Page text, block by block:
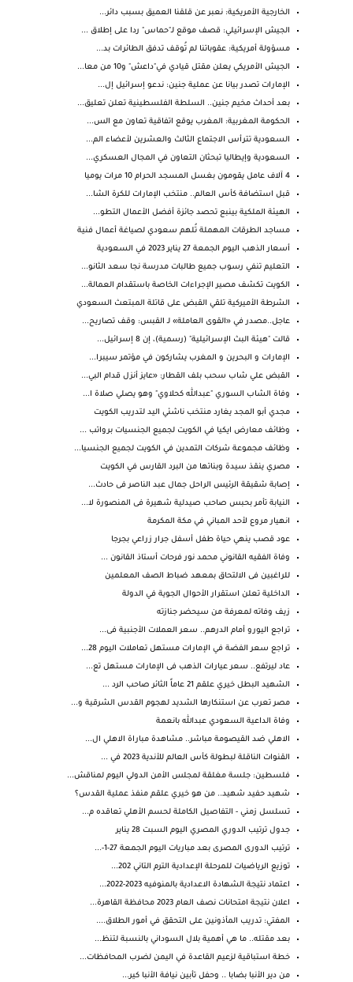
الخارجية الأمريكية: نعبر عن قلقنا العميق بسبب دائر...
الجيش الإسرائيلي: قصف موقع لـ"حماس" ردا على إطلاق ...
مسؤولة أمريكية: عقوباتنا لم تُوقف تدفق الطائرات بد...
الجيش الأمريكي يعلن مقتل قيادي في"داعش" و10 من معا...
الإمارات تصدر بيانا عن عملية جنين: ندعو إسرائيل إل...
بعد أحداث مخيم جنين.. السلطة الفلسطينية تعلن تعليق...
الحكومة المغربية: المغرب يوقع اتفاقية تعاون مع الس...
السعودية تترأس الاجتماع الثالث والعشرين لأعضاء الم...
السعودية وإيطاليا تبحثان التعاون في المجال العسكري...
4 آلاف عامل يقومون بغسل المسجد الحرام 10 مرات يوميا
قبل استضافة كأس العالم.. منتخب الإمارات للكرة الشا...
الهيئة الملكية بينبع تحصد جائزة أفضل الأعمال التطو...
‏مساجد الطرقات المهملة تُلهم سعودي لصياغة أعمال فنية
أسعار الذهب اليوم الجمعة 27 يناير 2023 في السعودية
التعليم تنفي رسوب جميع طالبات مدرسة نجا سعد الثانو...
الكويت تكشف مصير الإجراءات الخاصة باستقدام العمالة...
الشرطة الأميركية تلقي القبض على قاتلة المبتعث السعودي
عاجل..مصدر في «القوى العاملة» لـ القبس: وقف تصاريح...
قالت "هيئة البث الإسرائيلية" (رسمية)، إن 8 إسرائيل...
الإمارات و البحرين و المغرب يشاركون في مؤتمر سيبرا...
القبض علي شاب سحب بلف القطار: «عايز أنزل قدام البي...
وفاة الشاب السوري "عبدالله كحلاوي" وهو يصلي صلاة ا...
مجدي أبو المجد يغارد منتخب ناشئي اليد لتدريب الكويت
وظائف معارض ايكيا في الكويت لجميع الجنسيات برواتب ...
وظائف مجموعة شركات التمدين في الكويت لجميع الجنسيا...
مصري ينقذ سيدة وبناتها من البرد القارس في الكويت
إصابة شقيقة الرئيس الراحل جمال عبد الناصر فى حادث...
النيابة تأمر بحبس صاحب صيدلية شهيرة فى المنصورة لا...
انهيار مروع لأحد المباني في مكة المكرمة
عود قصب ينهي حياة طفل أسفل جرار زراعي بجرجا
وفاة الفقيه القانوني محمد نور فرحات أستاذ القانون ...
للراغبين فى الالتحاق بمعهد ضباط الصف المعلمين
الداخلية تعلن استقرار الأحوال الجوية في الدولة
زيف وفاته لمعرفة من سيحضر جنازته
تراجع اليورو أمام الدرهم.. سعر العملات الأجنبية فى...
تراجع سعر الفضة في الإمارات مستهل تعاملات اليوم 28...
عاد ليرتفع.. سعر عيارات الذهب فى الإمارات مستهل تع...
‏الشهيد البطل خيري علقم 21 عاماً الثائر صاحب الرد ...
مصر تعرب عن استنكارها الشديد لهجوم القدس الشرقية و...
وفاة الداعية السعودي عبدالله بانعمة
الاهلي ضد القيصومة مباشر.. مشاهدة مباراة الاهلي ال...
القنوات الناقلة لبطولة كأس العالم للأندية 2023 في ...
فلسطين: جلسة مغلقة لمجلس الأمن الدولي اليوم لمناقش...
شهيد حفيد شهيد.. من هو خيري علقم منفذ عملية القدس؟
تسلسل زمني - التفاصيل الكاملة لحسم الأهلي تعاقده م...
جدول ترتيب الدوري المصري اليوم السبت 28 يناير
ترتيب الدورى المصرى بعد مباريات اليوم الجمعة 27-1-...
توزيع الرياضيات للمرحلة الإعدادية الترم التاني 202...
اعتماد نتيجة الشهادة الاعدادية بالمنوفيه 2023-2022...
اعلان نتيجة امتحانات نصف العام 2023 محافظة القاهرة...
المفتي: تدريب المأذونين على التحقق في أمور الطلاق....
بعد مقتله.. ما هي أهمية بلال السوداني بالنسبة لتنظ...
خطة استباقية لزعيم القاعدة في اليمن لضرب المحافظات...
من دير الأنبا بضابا .. وحفل تأبين نيافة الأنبا كير...